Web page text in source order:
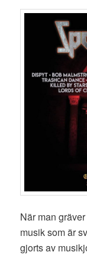
När man
musik som är
gjorts av